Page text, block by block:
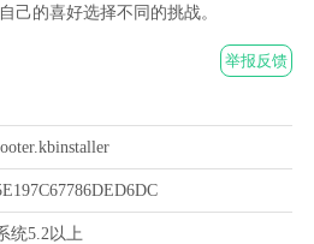
己的喜好选择不同的挑战。
举报反馈
统5.2以上